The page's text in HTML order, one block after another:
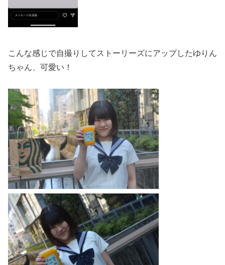
こんな感じで自撮りしてストーリーズにアップしたゆりん
ちゃん、 可愛い！